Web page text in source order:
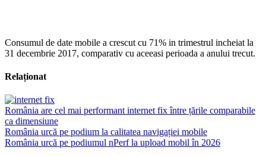
Consumul de date mobile a crescut cu 71% in trimestrul incheiat la
31 decembrie 2017, comparativ cu aceeasi perioada a anului trecut.
Relaționat
România are cel mai performant internet fix între țările comparabile
ca dimensiune
România urcă pe podium la calitatea navigației mobile
România urcă pe podiumul nPerf la upload mobil în 2026